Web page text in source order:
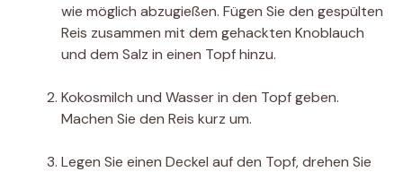
wie möglich abzugießen. Fügen Sie den gespülten
Reis zusammen mit dem gehackten Knoblauch
und dem Salz in einen Topf hinzu.
Kokosmilch und Wasser in den Topf geben.
Machen Sie den Reis kurz um.
Legen Sie einen Deckel auf den Topf, drehen Sie